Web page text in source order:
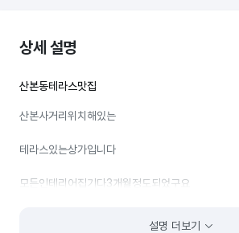
상세 설명
산본동테라스맛집
산본사거리위치해있는
테라스있는상가입니다
모든인테리어집기다3개월정도되었구요
설명 더보기